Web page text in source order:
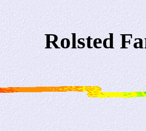
Rolsted